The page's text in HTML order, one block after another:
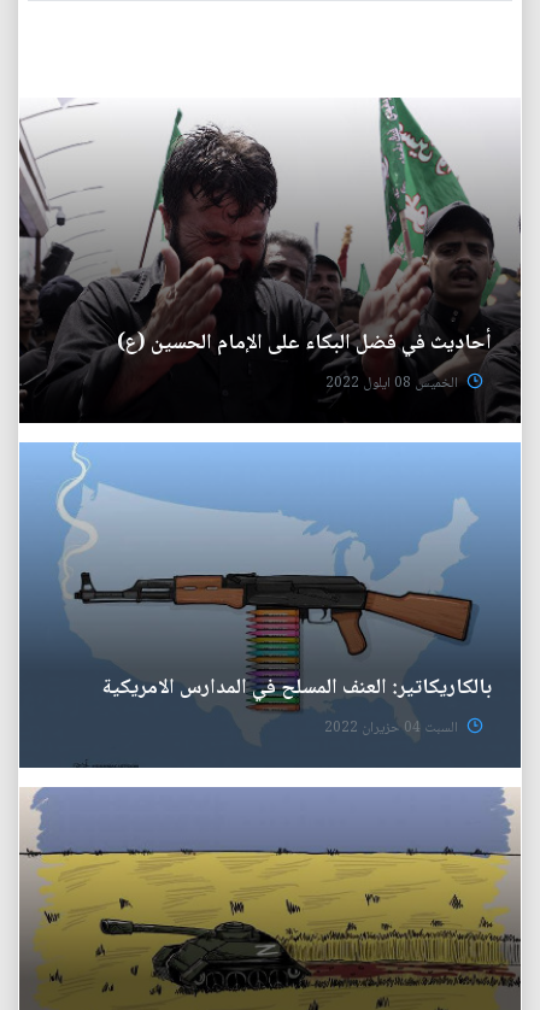
أحاديث في فضل البكاء على الإمام الحسين (ع)
الخميس 08 ايلول 2022
بالكاريكاتير: العنف المسلح في المدارس الامريكية
السبت 04 حزيران 2022